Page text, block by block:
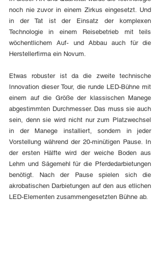
noch nie zuvor in einem Zirkus eingesetzt. Und
in der Tat ist der Einsatz der komplexen
Technologie in einem Reisebetrieb mit teils
wöchentlichem Auf- und Abbau auch für die
Herstellerfirma ein Novum.
Etwas robuster ist da die zweite technische
Innovation dieser Tour, die runde LED-Bühne mit
einem auf die Größe der klassischen Manege
abgestimmten Durchmesser. Das muss sie auch
sein, denn sie wird nicht nur zum Platzwechsel
in der Manege installiert, sondern in jeder
Vorstellung während der 20-minütigen Pause. In
der ersten Hälfte wird der weiche Boden aus
Lehm und Sägemehl für die Pferdedarbietungen
benötigt. Nach der Pause spielen sich die
akrobatischen Darbietungen auf den aus etlichen
LED-Elementen zusammengesetzten Bühne ab.